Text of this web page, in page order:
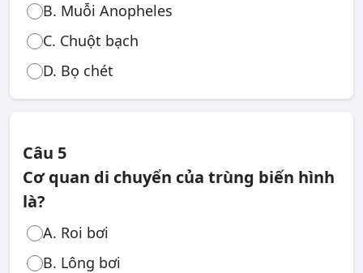
B. Muỗi Anopheles
C. Chuột bạch
D. Bọ chét
Câu 5
Cơ quan di chuyển của trùng biến hình
là?
A. Roi bơi
B. Lông bơi